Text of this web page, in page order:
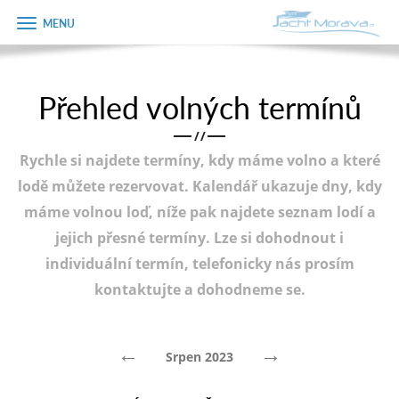
Úvodní strana
Plán plavby
Tipy na výlet
Fotogalerie
Zobrazit
menu
Přehled volných termínů
/ /
Rychle si najdete termíny, kdy máme volno a které
lodě můžete rezervovat. Kalendář ukazuje dny, kdy
máme volnou loď, níže pak najdete seznam lodí a
jejich přesné termíny. Lze si dohodnout i
individuální termín, telefonicky nás prosím
kontaktujte a dohodneme se.
← Srpen 2023 →
Objednávka
dárkového
Jméno
Telefon
E-mail